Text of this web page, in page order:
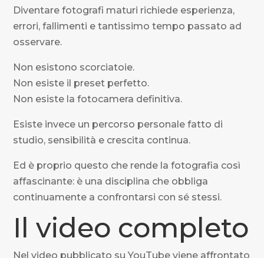
Diventare fotografi maturi richiede esperienza,
errori, fallimenti e tantissimo tempo passato ad
osservare.
Non esistono scorciatoie.
Non esiste il preset perfetto.
Non esiste la fotocamera definitiva.
Esiste invece un percorso personale fatto di
studio, sensibilità e crescita continua.
Ed è proprio questo che rende la fotografia così
affascinante: è una disciplina che obbliga
continuamente a confrontarsi con sé stessi.
Il video completo
Nel video pubblicato su YouTube viene affrontato